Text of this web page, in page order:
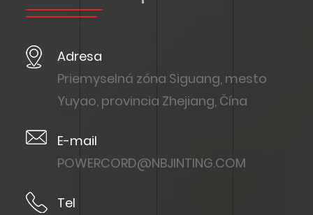
Adresa
Priemyselná zóna Siguang, mesto
Yuyao, provincia Zhejiang, Čína
E-mail
POWERCORD@NBJINTING.COM
Tel